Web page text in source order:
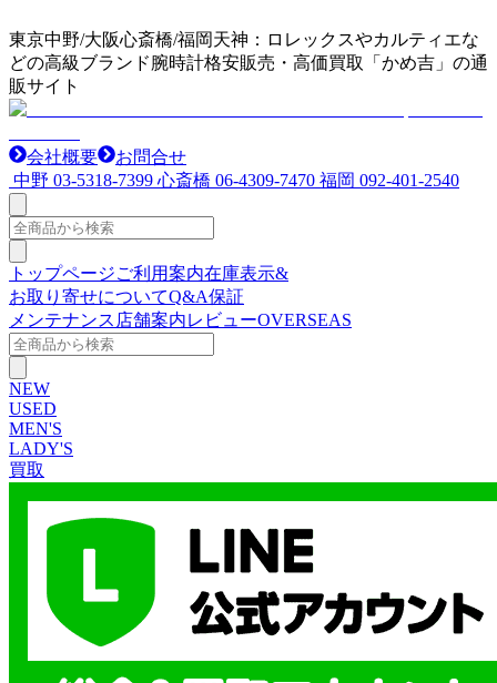
東京中野/大阪心斎橋/福岡天神：ロレックスやカルティエな
どの高級ブランド腕時計格安販売・高価買取「かめ吉」の通
販サイト
会社概要
お問合せ
中野 03-5318-7399 心斎橋 06-4309-7470 福岡 092-401-2540
トップページご利用案内在庫表示&
お取り寄せについてQ&A保証
メンテナンス 店舗案内レビューOVERSEAS
NEW
USED
MEN'S
LADY'S
買取